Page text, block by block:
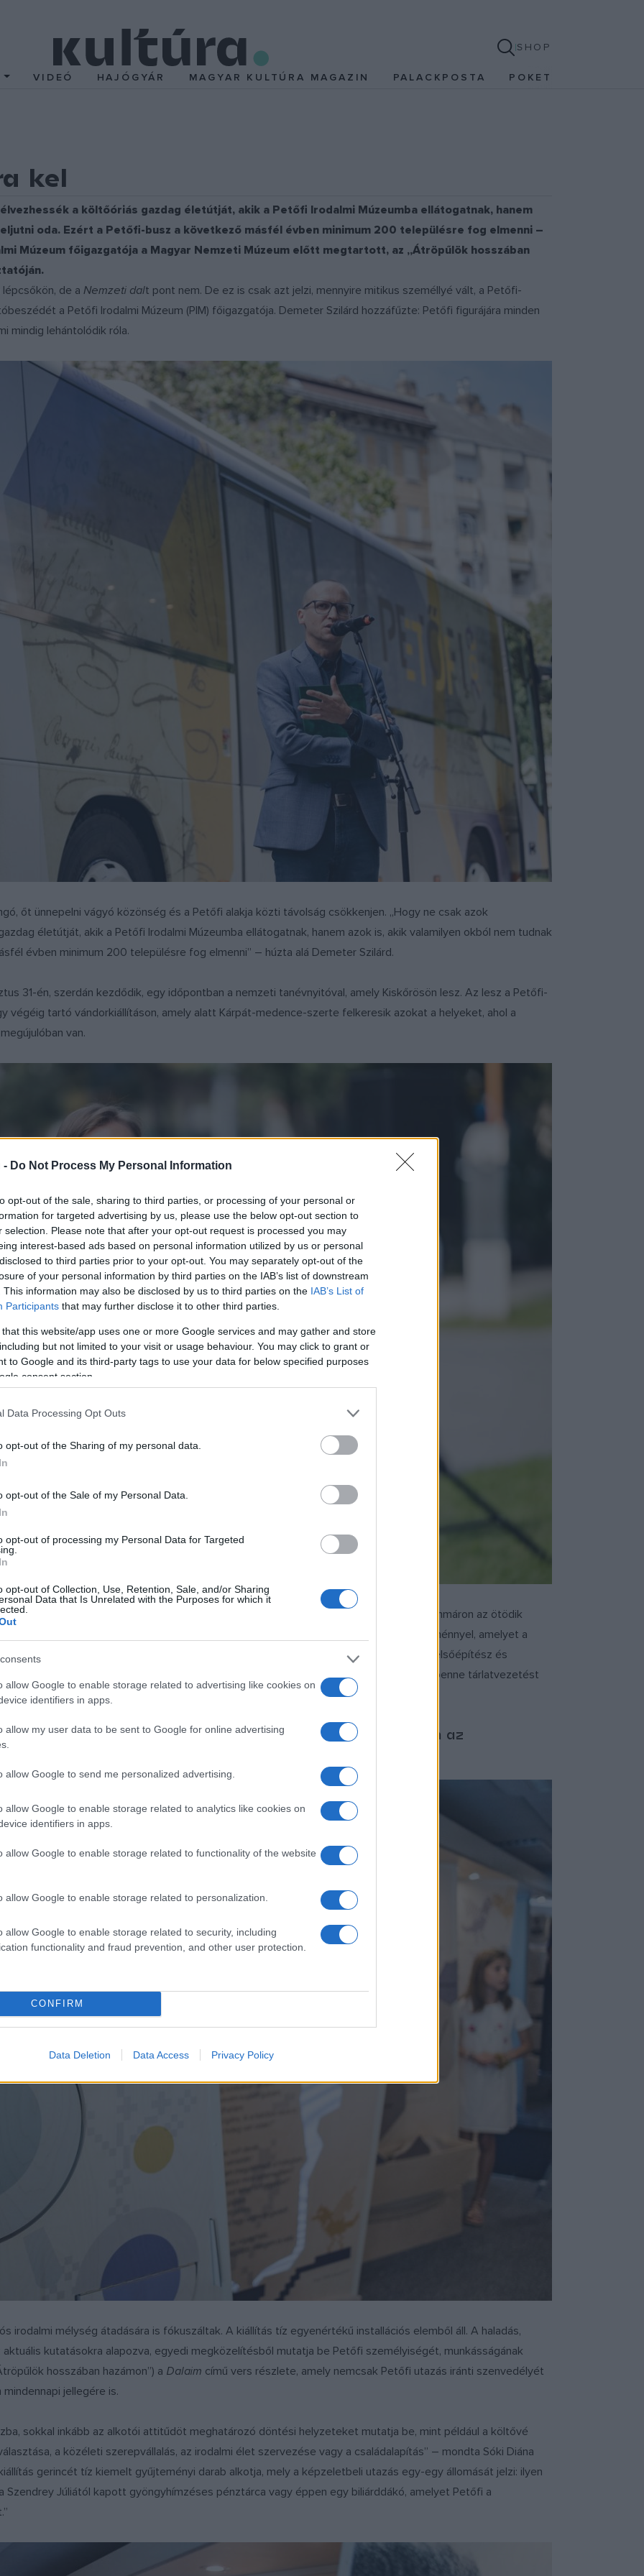
- Do Not Process My Personal Information
opt-out of the sale, sharing to third parties, or processing of your personal or
for targeted advertising by us, please use the below opt-out section to
selection. Please note that after your opt-out request is processed you may
interest-based ads based on personal information utilized by us or personal
to third parties prior to your opt-out. You may separately opt-out of the
of your personal information by third parties on the IAB’s list of downstream
This information may also be disclosed by us to third parties on the IAB’s List of
Participants that may further disclose it to other third parties.
that this website/app uses one or more Google services and may gather and store
but not limited to your visit or usage behaviour. You may click to grant or
to Google and its third-party tags to use your data for below specified purposes
consent section.
Data Processing Opt Outs
opt-out of the Sharing of my personal data.
opt-out of the Sale of my Personal Data.
opt-out of processing my Personal Data for Targeted
opt-out of Collection, Use, Retention, Sale, and/or Sharing
Data that Is Unrelated with the Purposes for which it
allow Google to enable storage related to advertising like cookies on
identifiers in apps.
allow my user data to be sent to Google for online advertising
allow Google to send me personalized advertising.
allow Google to enable storage related to analytics like cookies on
identifiers in apps.
allow Google to enable storage related to functionality of the website
allow Google to enable storage related to personalization.
allow Google to enable storage related to security, including
functionality and fraud prevention, and other user protection.
CONFIRM
Data Deletion Data Access Privacy Policy
SHOP
VIDEÓ HAJÓGYÁR MAGYAR KULTÚRA MAGAZIN PALACKPOSTA POKET
kel
a költőóriás gazdag életútját, akik a Petőfi Irodalmi Múzeumba ellátogatnak, hanem
oda. Ezért a Petőfi-busz a következő másfél évben minimum 200 településre fog elmenni –
Múzeum főigazgatója a Magyar Nemzeti Múzeum előtt megtartott, az „Átröpűlök hosszában
de a Nemzeti dalt pont nem. De ez is csak azt jelzi, mennyire mitikus személlyé vált, a Petőfi-
a Petőfi Irodalmi Múzeum (PIM) főigazgatója. Demeter Szilárd hozzáfűzte: Petőfi figurájára minden
mindig lehántolódik róla.
őt ünnepelni vágyó közönség és a Petőfi alakja közti távolság csökkenjen. „Hogy ne csak azok
életútját, akik a Petőfi Irodalmi Múzeumba ellátogatnak, hanem azok is, akik valamilyen okból nem tudnak
évben minimum 200 településre fog elmenni” – húzta alá Demeter Szilárd.
31-én, szerdán kezdődik, egy időpontban a nemzeti tanévnyitóval, amely Kiskőrösön lesz. Az lesz a Petőfi-
végéig tartó vándorkiállításon, amely alatt Kárpát-medence-szerte felkeresik azokat a helyeket, ahol a
van.
elmondta, buszt csinálni mindig nagy öröm, és már tapasztalatuk is van, hisz a PIM immáron az ötödik
és mi nem. „Missziónk, hogy utcára vigyük a kultúrát, és találkozzunk azzal az élménnyel, amelyet a
csillogó szemeivel. A vándorkiállításon rengeteg ember dolgozott, köztük grafikus, belsőépítész és
térbe kellett sűríteni a látnivalókat. Ez nem egy hagyományos kiállítótér, ezért nehéz benne tárlatvezetést
milyen sorrendben jut hozzá a néző” – fogalmazott.
hogy a diákok különböző tudásszinttel érkeznek, ám az
irodalmi mélység átadására is fókuszáltak. A kiállítás tíz egyenértékű installációs elemből áll. A haladás,
kutatásokra alapozva, egyedi megközelítésből mutatja be Petőfi személyiségét, munkásságának
hosszában hazámon”) a Dalaim című vers részlete, amely nemcsak Petőfi utazás iránti szenvedélyét
jellegére is.
sokkal inkább az alkotói attitűdöt meghatározó döntési helyzeteket mutatja be, mint például a költővé
a közéleti szerepvállalás, az irodalmi élet szervezése vagy a családalapítás” – mondta Sóki Diána
gerincét tíz kiemelt gyűjteményi darab alkotja, mely a képzeletbeli utazás egy-egy állomását jelzi: ilyen
Szendrey Júliától kapott gyöngyhímzéses pénztárca vagy éppen egy biliárddákó, amelyet Petőfi a